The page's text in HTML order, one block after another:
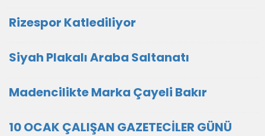
Rizespor Katlediliyor
Siyah Plakalı Araba Saltanatı
Madencilikte Marka Çayeli Bakır
10 OCAK ÇALIŞAN GAZETECİLER GÜNÜ